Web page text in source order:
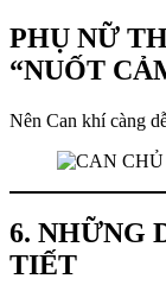
PHỤ NỮ
“NUỐT
Nên Can khí càng
6. NHỮNG
TIẾT